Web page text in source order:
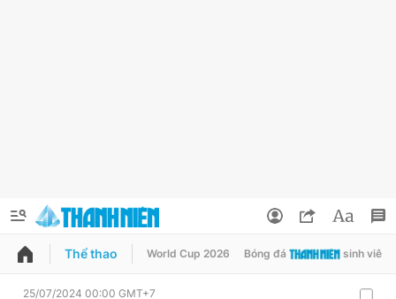
QUẢNG CÁO ĐẶT BÁO
Thể thao World Cup 2026 Bóng đá sinh viên
25/07/2024 00:00 GMT+7